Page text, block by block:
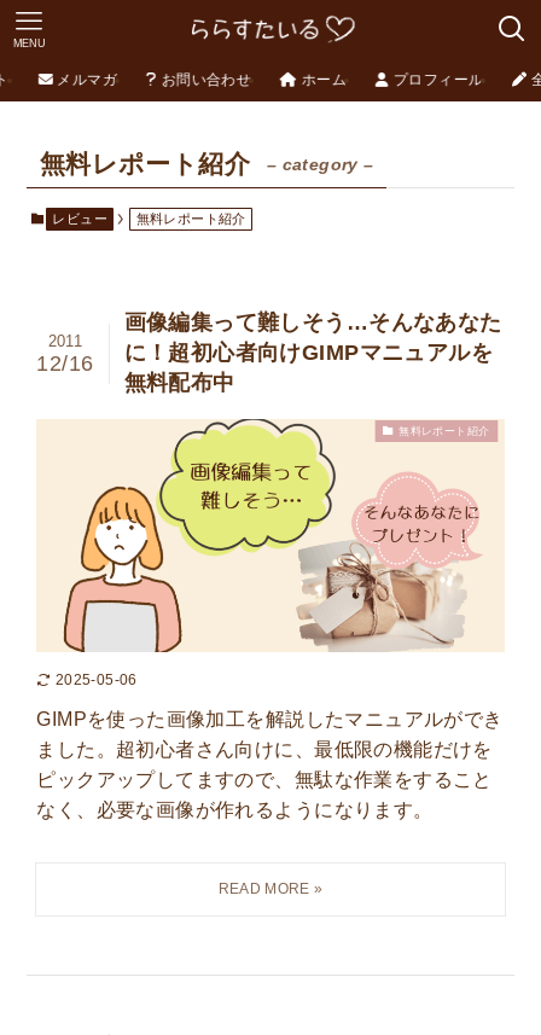
MENU
メルマガ お問い合わせ ホーム プロフィール
無料レポート紹介 – category –
レビュー 無料レポート紹介
画像編集って難しそう…そんなあなた
に！超初心者向けGIMPマニュアルを
無料配布中
2011
12/16
無料レポート紹介
2025-05-06
GIMPを使った画像加工を解説したマニュアルができ
ました。超初心者さん向けに、最低限の機能だけを
ピックアップしてますので、無駄な作業をすること
なく、必要な画像が作れるようになります。